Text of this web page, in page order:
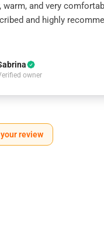
warm, and very
and highly
owner
review